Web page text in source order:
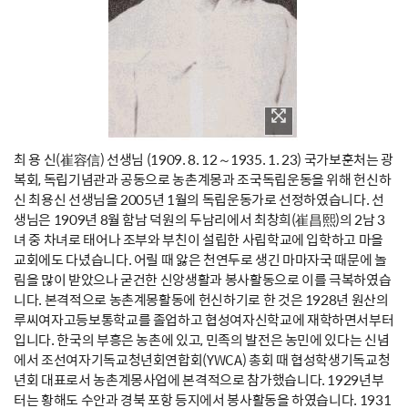
최 용 신(崔容信) 선생님 (1909. 8. 12～1935. 1. 23) 국가보훈처는 광
복회, 독립기념관과 공동으로 농촌계몽과 조국독립운동을 위해 헌신하
신 최용신 선생님을 2005년 1월의 독립운동가로 선정하였습니다. 선
생님은 1909년 8월 함남 덕원의 두남리에서 최창희(崔昌熙)의 2남 3
녀 중 차녀로 태어나 조부와 부친이 설립한 사립학교에 입학하고 마을
교회에도 다녔습니다. 어릴 때 앓은 천연두로 생긴 마마자국 때문에 놀
림을 많이 받았으나 굳건한 신앙생활과 봉사활동으로 이를 극복하였습
니다. 본격적으로 농촌계몽활동에 헌신하기로 한 것은 1928년 원산의
루씨여자고등보통학교를 졸업하고 협성여자신학교에 재학하면서부터
입니다. 한국의 부흥은 농촌에 있고, 민족의 발전은 농민에 있다는 신념
에서 조선여자기독교청년회연합회(YWCA) 총회 때 협성학생기독교청
년회 대표로서 농촌계몽사업에 본격적으로 참가했습니다. 1929년부
터는 황해도 수안과 경북 포항 등지에서 봉사활동을 하였습니다. 1931